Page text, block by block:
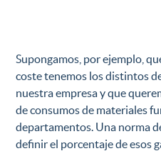
Supongamos, por ejemplo,
coste tenemos los distintos
nuestra empresa y que
de consumos de materiales
departamentos. Una norma
definir el porcentaje de esos